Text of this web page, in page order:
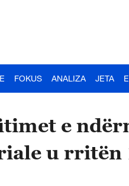
FOKUS ANALIZA JETA
e
u rritën